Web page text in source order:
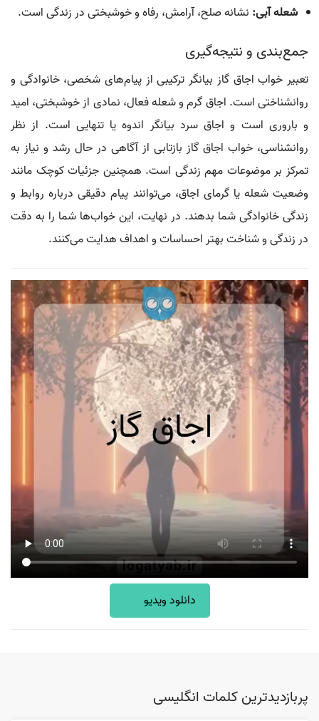
شعله آبی: نشانه صلح، آرامش، رفاه و خوشبختی در زندگی است.
جمع‌بندی و نتیجه‌گیری
تعبیر خواب اجاق گاز بیانگر ترکیبی از پیام‌های شخصی، خانوادگی و
روانشناختی است. اجاق گرم و شعله فعال، نمادی از خوشبختی، امید
و باروری است و اجاق سرد بیانگر اندوه یا تنهایی است. از نظر
روانشناسی، خواب اجاق گاز بازتابی از آگاهی در حال رشد و نیاز به
تمرکز بر موضوعات مهم زندگی است. همچنین جزئیات کوچک مانند
وضعیت شعله یا گرمای اجاق، می‌توانند پیام دقیقی درباره روابط و
زندگی خانوادگی شما بدهند. در نهایت، این خواب‌ها شما را به دقت
در زندگی و شناخت بهتر احساسات و اهداف هدایت می‌کنند.
دانلود ویدیو
پربازدیدترین کلمات انگلیسی